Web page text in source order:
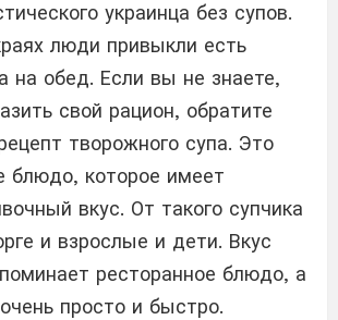
украинца без супов.
люди привыкли есть
на обед. Если вы не знаете,
свой рацион, обратите
творожного супа. Это
блюдо, которое имеет
вкус. От такого супчика
и взрослые и дети. Вкус
ресторанное блюдо, а
просто и быстро.